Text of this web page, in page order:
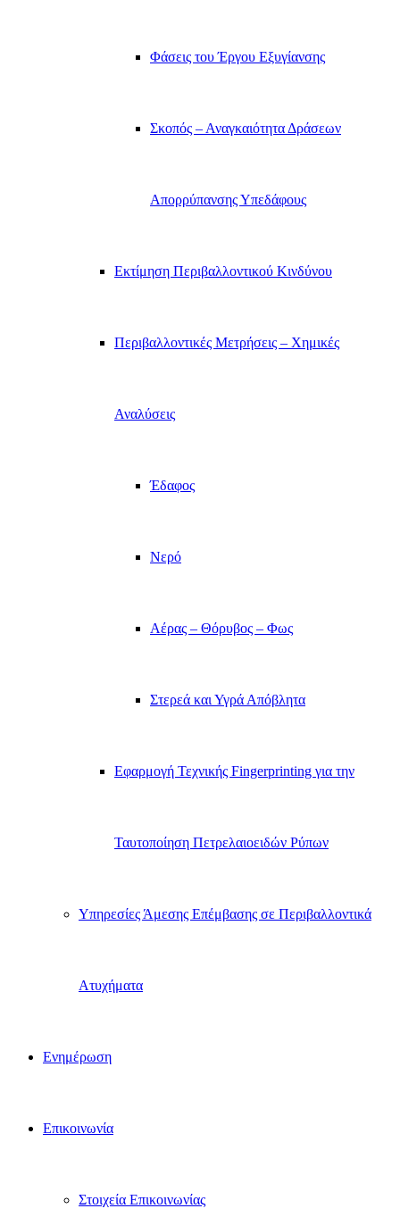
Φάσεις του Έργου Εξυγίανσης
Σκοπός – Αναγκαιότητα Δράσεων
Απορρύπανσης Υπεδάφους
Εκτίμηση Περιβαλλοντικού Κινδύνου
Περιβαλλοντικές Μετρήσεις – Χημικές
Αναλύσεις
Έδαφος
Νερό
Αέρας – Θόρυβος – Φως
Στερεά και Υγρά Απόβλητα
Εφαρμογή Τεχνικής Fingerprinting για την
Ταυτοποίηση Πετρελαιοειδών Ρύπων
Υπηρεσίες Άμεσης Επέμβασης σε Περιβαλλοντικά
Ατυχήματα
Ενημέρωση
Επικοινωνία
Στοιχεία Επικοινωνίας